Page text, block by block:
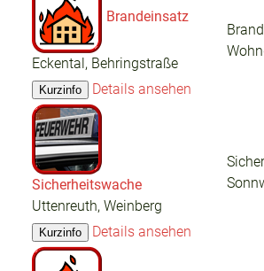
Brandeinsatz
Eckental, Behringstraße
Details ansehen
Brand
Sicherheitswache
Uttenreuth, Weinberg
Details ansehen